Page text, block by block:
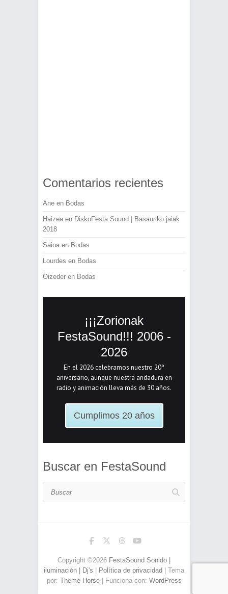
Comentarios recientes
Ane en Bodas
Haizea en DiskoFesta Sound | Basauriko jaiak
2018
Saioa en Bodas
Lourdes en Bodas
Oizeder en Bodas
¡¡¡Zorionak
FestaSound!!! 2006 -
2026
En el 2026 celebramos nuestro 20º
aniversario, aunque nuestra andadura en
radio y animación lleva más de 30 años.
Cumplimos 20 años
Buscar en FestaSound
Copyright ©2026 FestaSound Sonido |
iluminación | Dj's
Política de privacidad | Tema
por: Theme Horse| Funciona con: WordPress